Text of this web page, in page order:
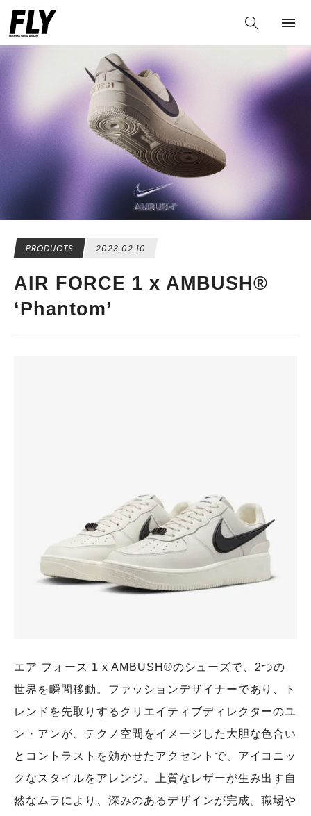
PRODUCTS 2023.02.10
AIR FORCE 1 x AMBUSH®️
‘Phantom’
エア フォース 1 x AMBUSH®️のシューズで、2つの
世界を瞬間移動。ファッションデザイナーであり、ト
レンドを先取りするクリエイティブディレクターのユ
ン・アンが、テクノ空間をイメージした大胆な色合い
とコントラストを効かせたアクセントで、アイコニッ
クなスタイルをアレンジ。上質なレザーが生み出す自
然なムラにより、深みのあるデザインが完成。職場や